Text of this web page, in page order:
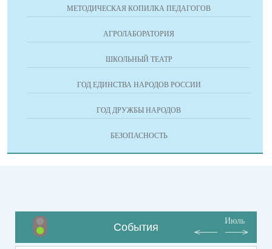
МЕТОДИЧЕСКАЯ КОПИЛКА ПЕДАГОГОВ
АГРОЛАБОРАТОРИЯ
ШКОЛЬНЫЙ ТЕАТР
ГОД ЕДИНСТВА НАРОДОВ РОССИИ
ГОД ДРУЖБЫ НАРОДОВ
БЕЗОПАСНОСТЬ
События
Июль